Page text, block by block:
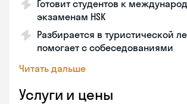
Готовит студентов к
экзаменам HSK
Разбирается в туристической
помогает с собеседованиями
Читать дальше
Услуги и цены